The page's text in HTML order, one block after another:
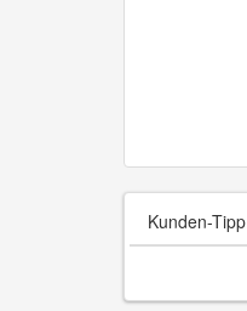
Kunden-Tipp